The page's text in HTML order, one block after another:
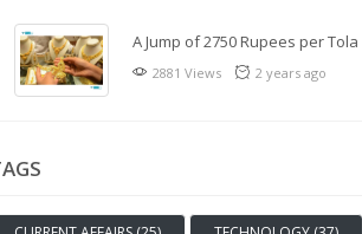
A Jump of 2750 Rupees per Tola
2881 Views 2 years ago